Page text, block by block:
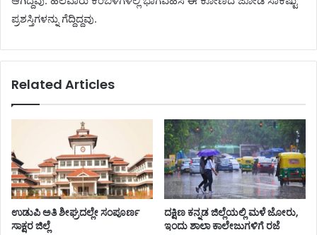
ಪ್ರಶಸ್ತಿಗಳನ್ನು ಗೆದ್ದಿದ್ದವು.
Related Articles
ಉಡುಪಿ ಅತಿ ಶೀಘ್ರದಲ್ಲೇ ಸಂಪೂರ್ಣ
ಸಾಕ್ಷರ ಜಿಲ್ಲೆ
ದಕ್ಷಿಣ ಕನ್ನಡ ಜಿಲ್ಲೆಯಲ್ಲಿ ಮಳೆ ಜೋರು,
ಇಂದು ಶಾಲಾ ಕಾಲೇಜುಗಳಿಗೆ ರಜೆ